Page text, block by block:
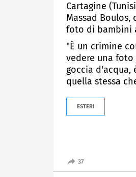
Cartagine
Massad
foto di bambini
"È un crimine
vedere una
goccia
quella stessa
ESTERI
37